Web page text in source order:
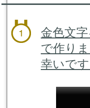
金色文
で作り
幸いです